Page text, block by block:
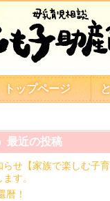
トップページ
最近の投稿
らせ【家族で楽しむ子
す。
暦！